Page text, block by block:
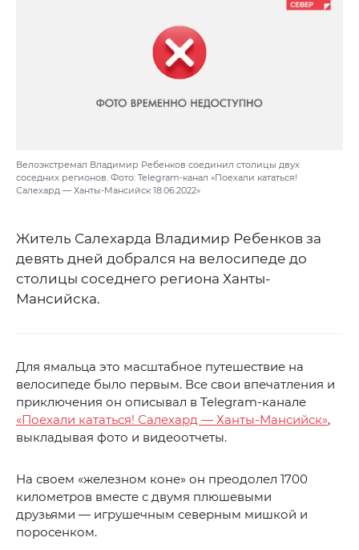
Велоэкстремал Владимир Ребенков соединил столицы двух
соседних регионов. Фото: Telegram-канал «Поехали кататься!
Салехард — Ханты-Мансийск 18.06.2022»
Житель Салехарда Владимир Ребенков за
девять дней добрался на велосипеде до
столицы соседнего региона Ханты-
Мансийска.
Для ямальца это масштабное путешествие на
велосипеде было первым. Все свои впечатления и
приключения он описывал в Telegram-канале
«Поехали кататься! Салехард — Ханты-Мансийск»,
выкладывая фото и видеоотчеты.
На своем «железном коне» он преодолел 1700
километров вместе с двумя плюшевыми
друзьями — игрушечным северным мишкой и
поросенком.